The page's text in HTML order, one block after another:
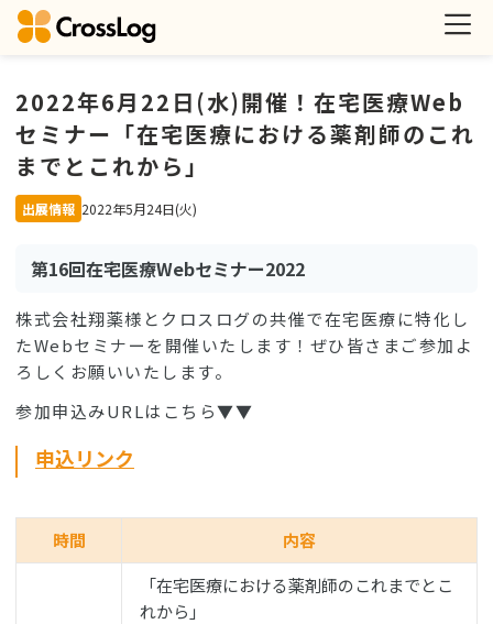
2022年6月22日(水)開催！在宅医療Web
セミナー「在宅医療における薬剤師のこれ
までとこれから」
出展情報 2022年5月24日(火)
第16回在宅医療Webセミナー2022
株式会社翔薬様とクロスログの共催で在宅医療に特化し
たWebセミナーを開催いたします！ぜひ皆さまご参加よ
ろしくお願いいたします。
参加申込みURLはこちら▼▼
申込リンク
時間 内容
「在宅医療における薬剤師のこれまでとこ
れから」